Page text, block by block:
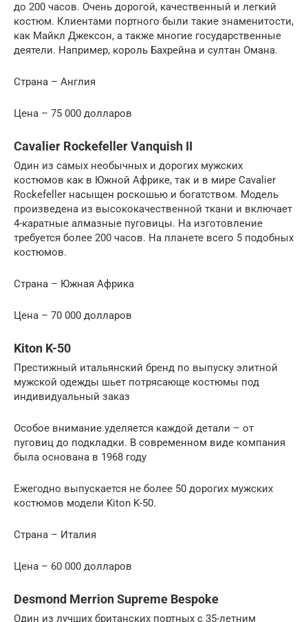
до 200 часов. Очень дорогой, качественный и легкий
костюм. Клиентами портного были такие знаменитости,
как Майкл Джексон, а также многие государственные
деятели. Например, король Бахрейна и султан Омана.
Страна – Англия
Цена – 75 000 долларов
Cavalier Rockefeller Vanquish II
Один из самых необычных и дорогих мужских
костюмов как в Южной Африке, так и в мире Cavalier
Rockefeller насыщен роскошью и богатством. Модель
произведена из высококачественной ткани и включает
4-каратные алмазные пуговицы. На изготовление
требуется более 200 часов. На планете всего 5 подобных
костюмов.
Страна – Южная Африка
Цена – 70 000 долларов
Kiton K-50
Престижный итальянский бренд по выпуску элитной
мужской одежды шьет потрясающе костюмы под
индивидуальный заказ
Особое внимание уделяется каждой детали – от
пуговиц до подкладки. В современном виде компания
была основана в 1968 году
Ежегодно выпускается не более 50 дорогих мужских
костюмов модели Kiton K-50.
Страна – Италия
Цена – 60 000 долларов
Desmond Merrion Supreme Bespoke
Один из лучших британских портных с 35-летним